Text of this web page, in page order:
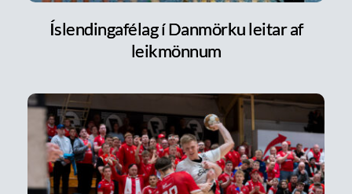
Íslendingafélag í Danmörku leitar af
leikmönnum